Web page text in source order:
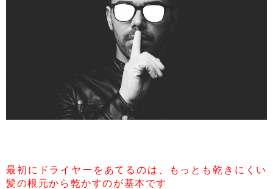
最初にドライヤーをあてるのは、もっとも乾きにくい
髪の根元から乾かすのが基本です